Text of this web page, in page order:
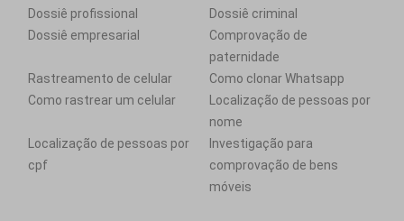
Dossiê profissional
Dossiê criminal
Dossiê empresarial
Comprovação de
paternidade
Rastreamento de celular
Como clonar Whatsapp
Como rastrear um celular
Localização de pessoas por
nome
Localização de pessoas por
cpf
Investigação para
comprovação de bens
móveis